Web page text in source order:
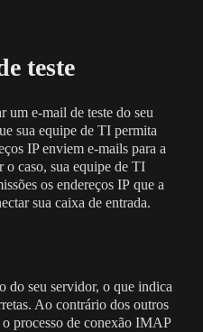
teste
um e-mail de teste do seu
sua equipe de TI permita
IP enviem e-mails para a
o caso, sua equipe de TI
os endereços IP que a
sua caixa de entrada.
do seu servidor, o que indica
Ao contrário dos outros
processo de conexão IMAP